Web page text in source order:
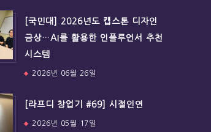
[국민대] 2026년도 캡스톤 디자인
금상…AI를 활용한 인플루언서 추천
시스템
2026년 06월 26일
[라프디 창업기 #69] 시절인연
2026년 05월 17일